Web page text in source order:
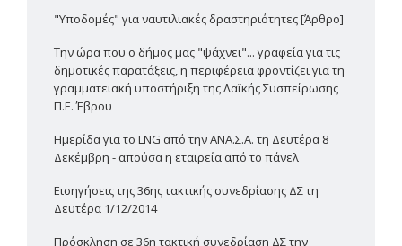
"Υποδομές" για ναυτιλιακές δραστηριότητες [Άρθρο]
Την ώρα που ο δήμος μας "ψάχνει"... γραφεία για τις
δημοτικές παρατάξεις, η περιφέρεια φροντίζει για τη
γραμματειακή υποστήριξη της Λαϊκής Συσπείρωσης
Π.Ε. Έβρου
Ημερίδα για το LNG από την ΑΝΑ.Σ.Α. τη Δευτέρα 8
Δεκέμβρη - απούσα η εταιρεία από το πάνελ
Εισηγήσεις της 36ης τακτικής συνεδρίασης ΔΣ τη
Δευτέρα 1/12/2014
Πρόσκληση σε 36η τακτική συνεδρίαση ΔΣ την